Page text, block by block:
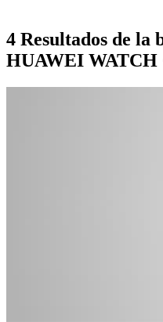
4 Resultados de la
HUAWEI